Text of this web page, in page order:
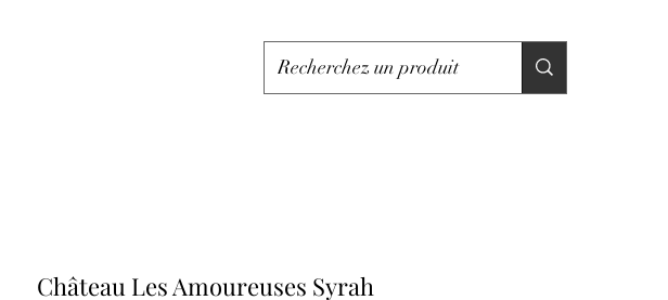
Château Les Amoureuses Syrah